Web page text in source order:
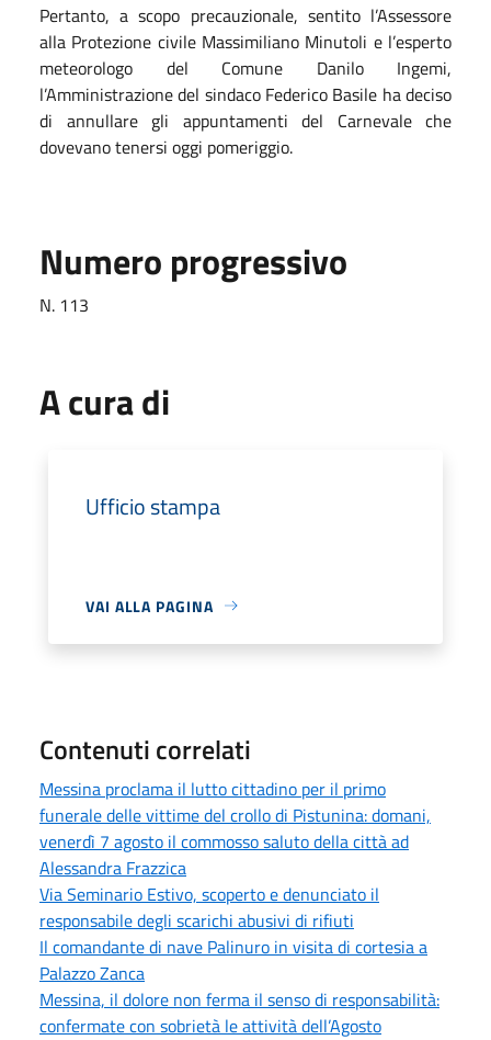
Pertanto, a scopo precauzionale, sentito l’Assessore
alla Protezione civile Massimiliano Minutoli e l’esperto
meteorologo del Comune Danilo Ingemi,
l’Amministrazione del sindaco Federico Basile ha deciso
di annullare gli appuntamenti del Carnevale che
dovevano tenersi oggi pomeriggio.
Numero progressivo
N. 113
A cura di
Ufficio stampa
VAI ALLA PAGINA
Contenuti correlati
Messina proclama il lutto cittadino per il primo
funerale delle vittime del crollo di Pistunina: domani,
venerdì 7 agosto il commosso saluto della città ad
Alessandra Frazzica
Via Seminario Estivo, scoperto e denunciato il
responsabile degli scarichi abusivi di rifiuti
Il comandante di nave Palinuro in visita di cortesia a
Palazzo Zanca
Messina, il dolore non ferma il senso di responsabilità:
confermate con sobrietà le attività dell’Agosto